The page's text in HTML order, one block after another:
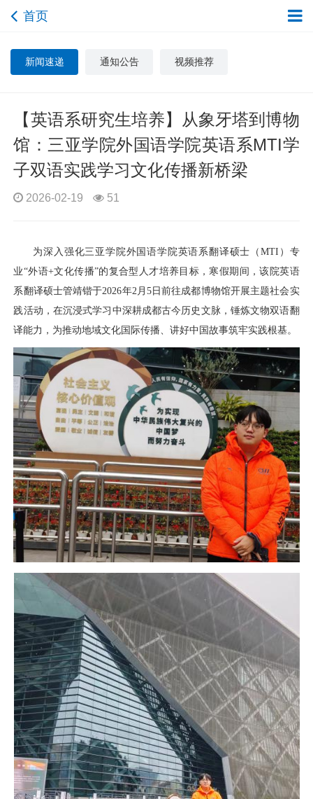
首页
新闻速递 通知公告 视频推荐
【英语系研究生培养】从象牙塔到博物
馆：三亚学院外国语学院英语系MTI学
子双语实践学习文化传播新桥梁
2026-02-19 51
为深入强化三亚学院外国语学院英语系翻译硕士（MTI）专
业“外语+文化传播”的复合型人才培养目标，寒假期间，该院英语
系翻译硕士管靖锴于2026年2月5日前往成都博物馆开展主题社会实
践活动，在沉浸式学习中深耕成都古今历史文脉，锤炼文物双语翻
译能力，为推动地域文化国际传播、讲好中国故事筑牢实践根基。